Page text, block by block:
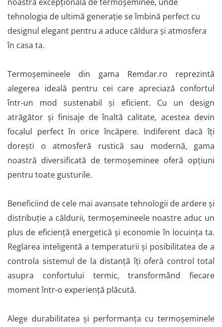
SOBE DE GĂTIT PE LEMNE
Coș de fum SMART
Coș de fum LSK
COSURI DE FUM CERAMICE KAMIN
HORN
Palarii cos de fum
USTENSILE CURATARE COS FUM
ACCESORII SPECIALE
SUPORT FOCAR
AFUMĂTORI
SOBE CU PLITĂ
BLATURI DE LUCRU
CIAUNE & VASE DE GĂTIT
USTENSILE GATIT GRATAR
tehnologia de ultimă generație se îmbină perfect cu
designul elegant pentru a aduce căldura și atmosfera
în casa ta.
Termoșemineele din gama Remdar.ro reprezintă
alegerea ideală pentru cei care apreciază confortul
într-un mod sustenabil și eficient. Cu un design
atrăgător și finisaje de înaltă calitate, acestea devin
focalul perfect în orice încăpere. Indiferent dacă îți
dorești o atmosferă rustică sau modernă, gama
noastră diversificată de termoșeminee oferă opțiuni
pentru toate gusturile.
Beneficiind de cele mai avansate tehnologii de ardere și
distribuție a căldurii, termoșemineele noastre aduc un
plus de eficiență energetică și economie în locuința ta.
Reglarea inteligentă a temperaturii și posibilitatea de a
controla sistemul de la distanță îți oferă control total
asupra confortului termic, transformând fiecare
moment într-o experiență plăcută.
Alege durabilitatea și performanța cu termoșeminele